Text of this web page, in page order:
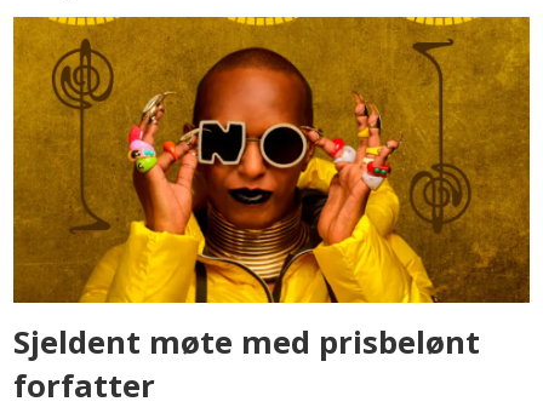
Sjeldent møte med prisbelønt
forfatter